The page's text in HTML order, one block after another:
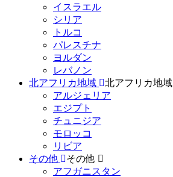
イスラエル
シリア
トルコ
パレスチナ
ヨルダン
レバノン
北アフリカ地域
北アフリカ地域
アルジェリア
エジプト
チュニジア
モロッコ
リビア
その他
その他
アフガニスタン